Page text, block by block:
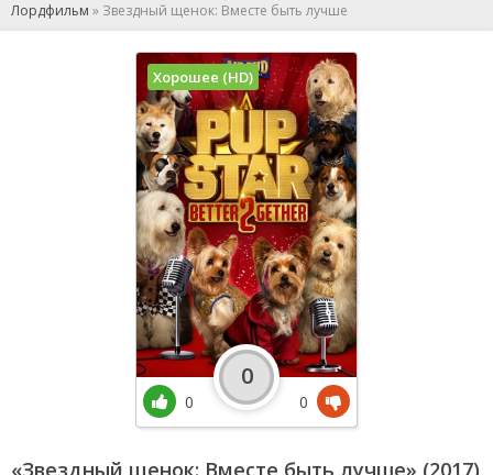
Лордфильм » Звездный щенок: Вместе быть лучше
«Звездный щенок: Вместе быть лучше» (2017)
Хорошее (HD)
0
0
0